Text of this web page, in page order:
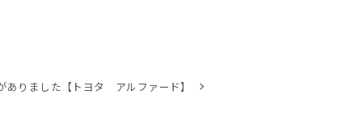
ありました【トヨタ アルファード】